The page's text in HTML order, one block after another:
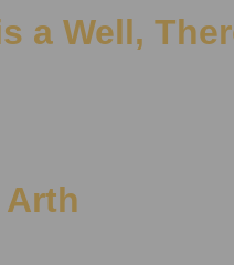
a Well,
Arth